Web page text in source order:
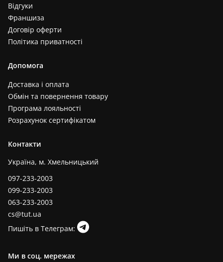
Відгуки
Франшиза
Договір оферти
Політика приватності
Допомога
Доставка і оплата
Обмін та повернення товару
Програма лояльності
Розрахунок сертифікатом
Контакти
Україна, м. Хмельницький
097-233-2003
099-233-2003
063-233-2003
cs@tut.ua
Пишіть в Телеграм:
Ми в соц. мережах